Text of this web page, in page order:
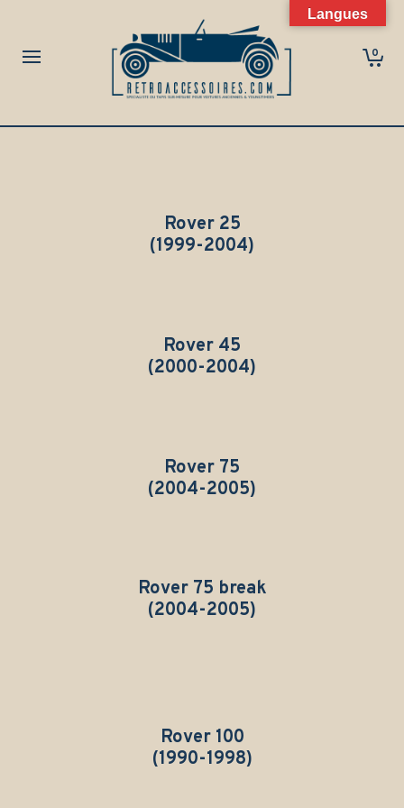
0
Rover 25
(1999-2004)
Rover 45
(2000-2004)
Rover 75
(2004-2005)
Rover 75 break
(2004-2005)
Rover 100
(1990-1998)
Langues